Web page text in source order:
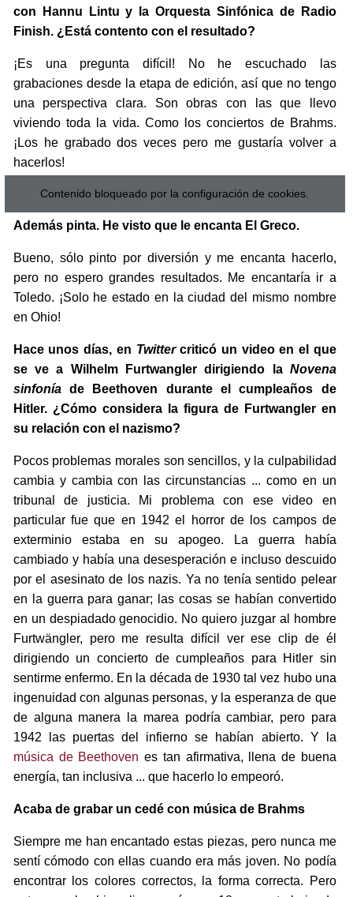
con Hannu Lintu y la Orquesta Sinfónica de Radio
Finish. ¿Está contento con el resultado?
¡Es una pregunta difícil! No he escuchado las
grabaciones desde la etapa de edición, así que no tengo
una perspectiva clara. Son obras con las que llevo
viviendo toda la vida. Como los conciertos de Brahms.
¡Los he grabado dos veces pero me gustaría volver a
hacerlos!
Contenido bloqueado por la configuración de cookies.
Además pinta. He visto que le encanta El Greco.
Bueno, sólo pinto por diversión y me encanta hacerlo,
pero no espero grandes resultados. Me encantaría ir a
Toledo. ¡Solo he estado en la ciudad del mismo nombre
en Ohio!
Hace unos días, en Twittercriticó un video en el que
se ve a Wilhelm Furtwangler dirigiendo laNovena
sinfoníade Beethoven durante el cumpleaños de
Hitler. ¿Cómo considera la figura de Furtwangler en
su relación con el nazismo?
Pocos problemas morales son sencillos, y la culpabilidad
cambia y cambia con las circunstancias ... como en un
tribunal de justicia. Mi problema con ese video en
particular fue que en 1942 el horror de los campos de
exterminio estaba en su apogeo. La guerra había
cambiado y había una desesperación e incluso descuido
por el asesinato de los nazis. Ya no tenía sentido pelear
en la guerra para ganar; las cosas se habían convertido
en un despiadado genocidio. No quiero juzgar al hombre
Furtwängler, pero me resulta difícil ver ese clip de él
dirigiendo un concierto de cumpleaños para Hitler sin
sentirme enfermo. En la década de 1930 tal vez hubo una
ingenuidad con algunas personas, y la esperanza de que
de alguna manera la marea podría cambiar, pero para
1942 las puertas del infierno se habían abierto. Y la
música de Beethoven es tan afirmativa, llena de buena
energía, tan inclusiva ... que hacerlo lo empeoró.
Acaba de grabar un cedé con música de Brahms
Siempre me han encantado estas piezas, pero nunca me
sentí cómodo con ellas cuando era más joven. No podía
encontrar los colores correctos, la forma correcta. Pero